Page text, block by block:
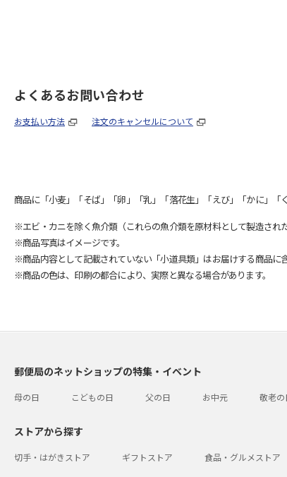
よくあるお問い合わせ
お支払い方法 注文のキャンセルについて
商品に「小麦」「そば」「卵」「乳」「落花生」「えび」「かに」「
※エビ・カニを除く魚介類（これらの魚介類を原材料として製造され
※商品写真はイメージです。
※商品内容として記載されていない「小道具類」はお届けする商品に
※商品の色は、印刷の都合により、実際と異なる場合があります。
郵便局のネットショップの特集・イベント
母の日 こどもの日 父の日 お中元 敬老の
ストアから探す
切手・はがきストア ギフトストア 食品・グルメストア